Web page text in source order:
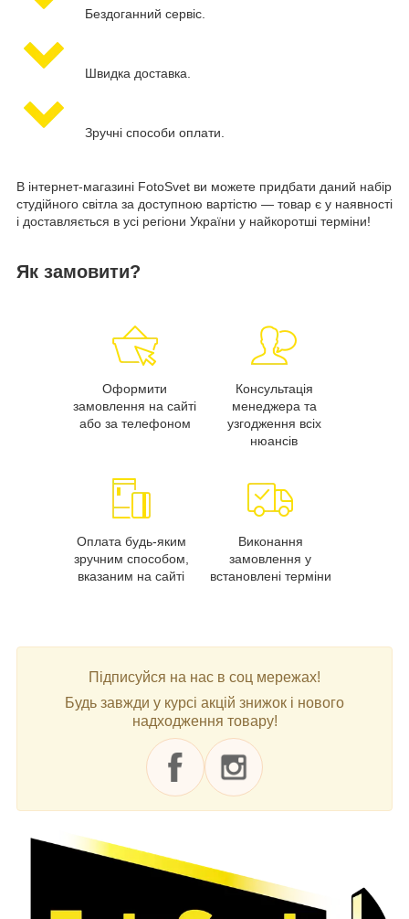
Бездоганний сервіс.
Швидка доставка.
Зручні способи оплати.
В інтернет-магазині FotoSvet ви можете придбати даний набір
студійного світла за доступною вартістю — товар є у наявності
і доставляється в усі регіони України у найкоротші терміни!
Як замовити?
Оформити
замовлення на сайті
або за телефоном
Консультація
менеджера та
узгодження всіх
нюансів
Оплата будь-яким
зручним способом,
вказаним на сайті
Виконання
замовлення у
встановлені терміни
Підписуйся на нас в соц мережах!
Будь завжди у курсі акцій знижок і нового
надходження товару!